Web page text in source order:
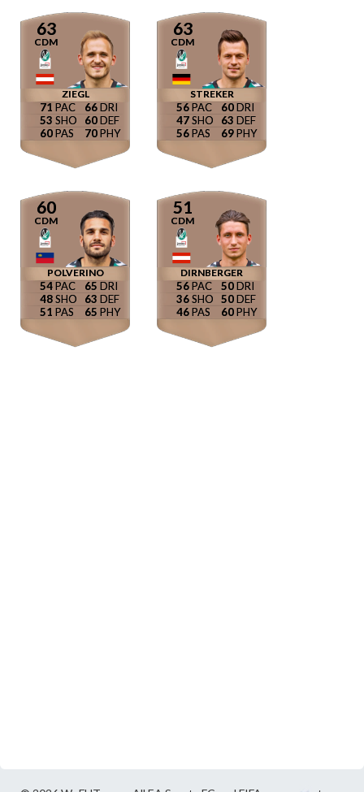
63
CDM
ZIEGL
71
53
60
66
60
70
63
CDM
STREKER
56
47
56
60
63
69
60
CDM
POLVERINO
54
48
51
65
63
65
51
CDM
DIRNBERGER
56
36
46
50
50
60